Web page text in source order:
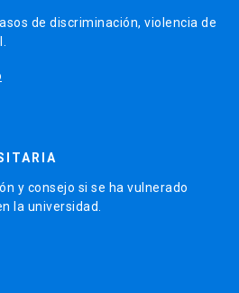
de discriminación, violencia de
y consejo si se ha vulnerado
la universidad.